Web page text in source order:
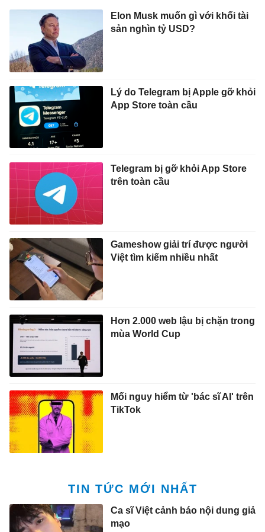
Elon Musk muốn gì với khối tài
sản nghìn tỷ USD?
Lý do Telegram bị Apple gỡ khỏi
App Store toàn cầu
Telegram bị gỡ khỏi App Store
trên toàn cầu
Gameshow giải trí được người
Việt tìm kiếm nhiều nhất
Hơn 2.000 web lậu bị chặn trong
mùa World Cup
Mối nguy hiểm từ 'bác sĩ AI' trên
TikTok
TIN TỨC MỚI NHẤT
Ca sĩ Việt cảnh báo nội dung giả
mạo